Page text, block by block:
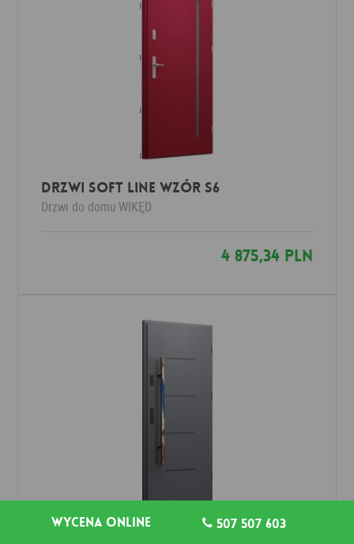
Wycena online 507 507 603
Drzwi SOFT LINE wzór S6
Drzwi do domu WIKĘD
4 875,34 PLN
Drzwi SOFT LINE wzór S7